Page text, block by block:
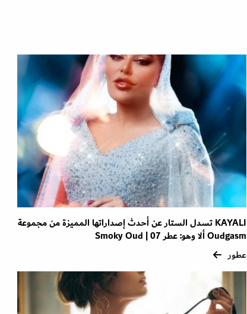
KAYALI تسدل الستار عن أحدث إصداراتها المميزة من مجموعة
Oudgasm ألا وهو: عطر Smoky Oud | 07
عطور